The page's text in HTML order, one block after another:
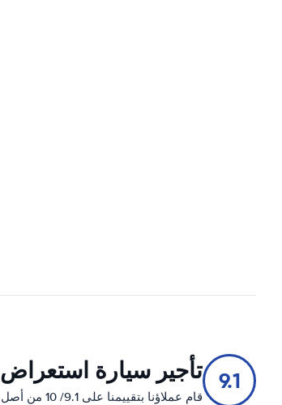
9.1 تأجير سيارة استعراض
قام عملاؤنا بتقييمنا على 9.1/ 10 من أصل 12840